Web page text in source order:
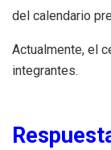
del calendario
Actualmente, el
integrantes.